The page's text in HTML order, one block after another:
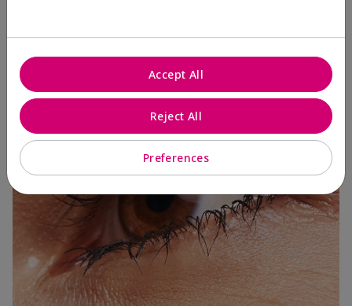
3 Capas
Preferences
Reject All
Accept All